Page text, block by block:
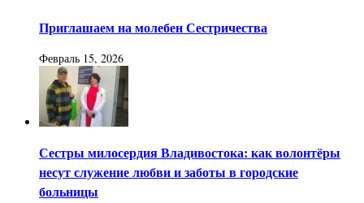
Приглашаем на молебен Сестричества
Февраль 15, 2026
Сестры милосердия Владивостока: как волонтёры
несут служение любви и заботы в городские
больницы